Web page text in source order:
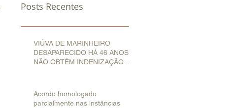
Posts Recentes
VIÚVA DE MARINHEIRO
DESAPARECIDO HÁ 46 ANOS
NÃO OBTÉM INDENIZAÇÃO NA
Acordo homologado
parcialmente nas instâncias